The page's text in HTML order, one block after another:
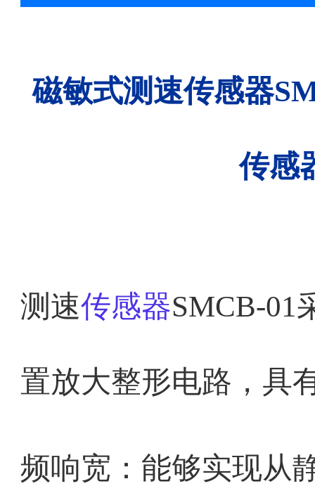
磁敏式测速传感器
传感
测速传感器SMCB-01
置放大整形电路，具
频响宽：能够实现从